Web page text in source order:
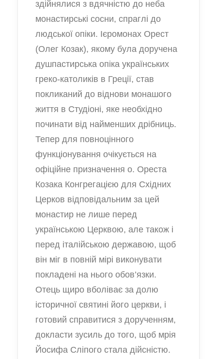
здійнялися з вдячністю до неба
монастирські сосни, спраглі до
людської опіки. Ієромонах Орест
(Олег Козак), якому була доручена
душпастирська опіка українських
греко-католиків в Греції, став
покликаний до віднови монашого
життя в Студіоні, яке необхідно
починати від найменших дрібниць.
Тепер для повноцінного
функціонування очікується на
офіційне призначення о. Ореста
Козака Конгрегацією для Східних
Церков відповідальним за цей
монастир не лише перед
українською Церквою, але також і
перед італійською державою, щоб
він міг в повній мірі виконувати
покладені на нього обов’язки.
Отець щиро вболіває за долю
історичної святині його церкви, і
готовий справитися з дорученням,
докласти зусиль до того, щоб мрія
Йосифа Сліпого стала дійсністю.